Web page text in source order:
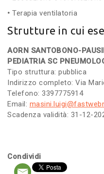
• Terapia ventilatoria
Strutture in cui
AORN SANTOBONO-
PEDIATRIA SC
Tipo struttura: pubblica
Indirizzo completo: Via
Telefono: 3397775914
Email:
Scadenza validità: 31-12-
Condividi